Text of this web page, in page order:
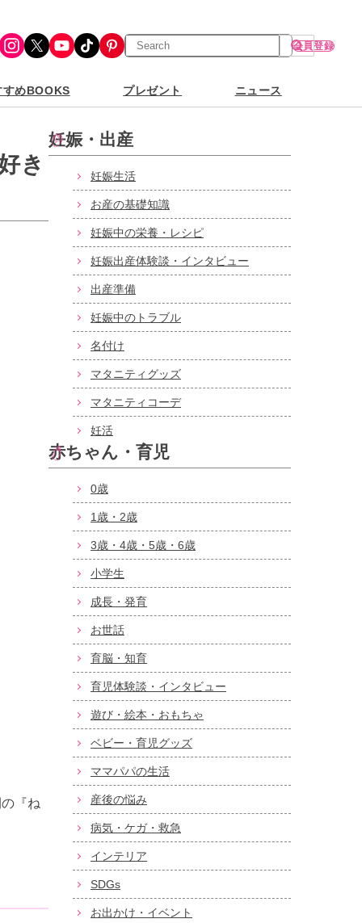
Instagram X YouTube TikTok Pinterest
検
索
会員登録
すめBOOKS プレゼント ニュース
き
『ね
妊娠・出産
妊娠生活
お産の基礎知識
妊娠中の栄養・レシピ
妊娠出産体験談・インタビュー
出産準備
妊娠中のトラブル
名付け
マタニティグッズ
マタニティコーデ
妊活
赤ちゃん・育児
0歳
1歳・2歳
3歳・4歳・5歳・6歳
小学生
成長・発育
お世話
育脳・知育
育児体験談・インタビュー
遊び・絵本・おもちゃ
ベビー・育児グッズ
ママパパの生活
産後の悩み
病気・ケガ・救急
インテリア
SDGs
お出かけ・イベント